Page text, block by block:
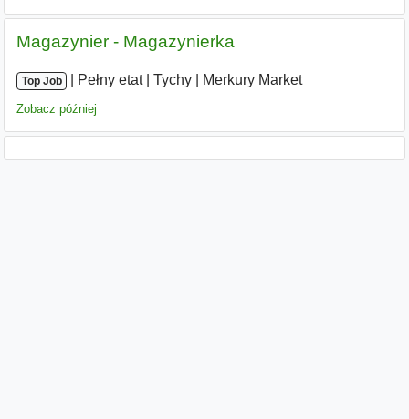
Magazynier - Magazynierka
Top Job Pełny etat| Tychy Merkury Market
Zobacz później